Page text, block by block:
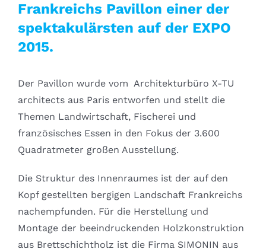
Frankreichs Pavillon einer der
spektakulärsten auf der EXPO
2015.
Der Pavillon wurde vom Architekturbüro X-TU
architects aus Paris entworfen und stellt die
Themen Landwirtschaft, Fischerei und
französisches Essen in den Fokus der 3.600
Quadratmeter großen Ausstellung.
Die Struktur des Innenraumes ist der auf den
Kopf gestellten bergigen Landschaft Frankreichs
nachempfunden. Für die Herstellung und
Montage der beeindruckenden Holzkonstruktion
aus Brettschichtholz ist die Firma SIMONIN aus